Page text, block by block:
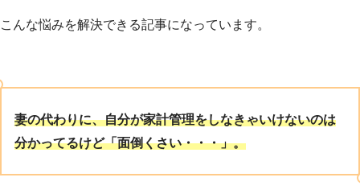
こんな悩みを解決できる記事になっています。
妻の代わりに、自分が家計管理をしなきゃいけないのは
分かってるけど「面倒くさい・・・」。